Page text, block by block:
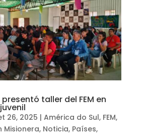
presentó taller del FEM en
26, 2025 | América do Sul, FEM,
Misionera, Noticia, Países,